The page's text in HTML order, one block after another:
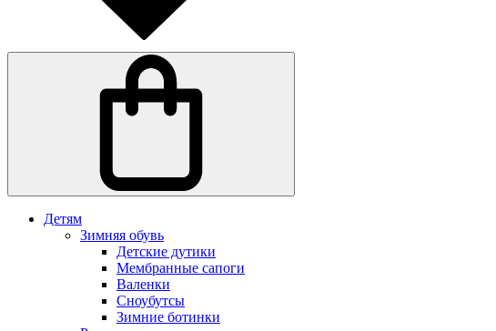
Детям
Зимняя обувь
Детские дутики
Мембранные сапоги
Валенки
Сноубутсы
Зимние ботинки